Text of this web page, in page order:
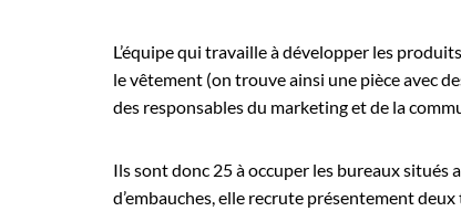
L’équipe qui travaille à développer les
le vêtement (on trouve ainsi une pièce avec
des responsables du marketing et de la
Ils sont donc 25 à occuper les bureaux situés
d’embauches, elle recrute présentement